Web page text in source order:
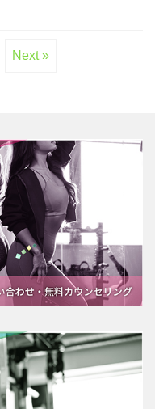
Next »